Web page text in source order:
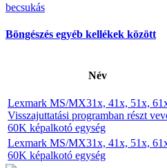
becsukás
Böngészés egyéb kellékek között
Név
Lexmark MS/MX31x, 41x, 51x,
Visszajuttatási programban részt
60K képalkotó egység
Lexmark MS/MX31x, 41x, 51x,
60K képalkotó egység